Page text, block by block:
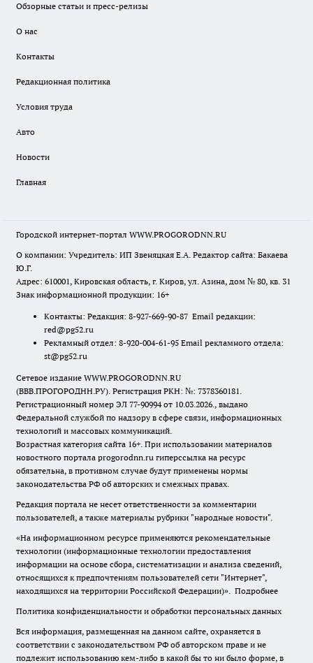
Обзорные статьи и пресс-релизы
О нас
Контакты
Редакционная политика
Условия труда
Авто
Новости
Главная
Городской интернет-портал WWW.PROGORODNN.RU
О компании: Учредитель: ИП Звеняцкая Е.А. Редактор сайта: Бакаева
Ю.Г.
Адрес: 610001, Кировская область, г. Киров, ул. Азина, дом № 80, кв. 31
Знак информационной продукции: 16+
Контакты: Редакция: 8-927-669-90-87 Email редакции:
red@pg52.ru
Рекламный отдел: 8-920-004-61-95 Email рекламного отдела:
st@pg52.ru
Сетевое издание WWW.PROGORODNN.RU
(ВВВ.ПРОГОРОДНН.РУ). Регистрация РКН: №: 7378360181.
Регистрационный номер ЭЛ 77-90994 от 10.03.2026., выдано
Федеральной службой по надзору в сфере связи, информационных
технологий и массовых коммуникаций.
Возрастная категория сайта 16+. При использовании материалов
новостного портала progorodnn.ru гиперссылка на ресурс
обязательна, в противном случае будут применены нормы
законодательства РФ об авторских и смежных правах.
Редакция портала не несет ответственности за комментарии
пользователей, а также материалы рубрики "народные новости".
«На информационном ресурсе применяются рекомендательные
технологии (информационные технологии предоставления
информации на основе сбора, систематизации и анализа сведений,
относящихся к предпочтениям пользователей сети "Интернет",
находящихся на территории Российской Федерации)». Подробнее
Политика конфиденциальности и обработки персональных данных
Вся информация, размещенная на данном сайте, охраняется в
соответствии с законодательством РФ об авторском праве и не
подлежит использованию кем-либо в какой бы то ни было форме, в